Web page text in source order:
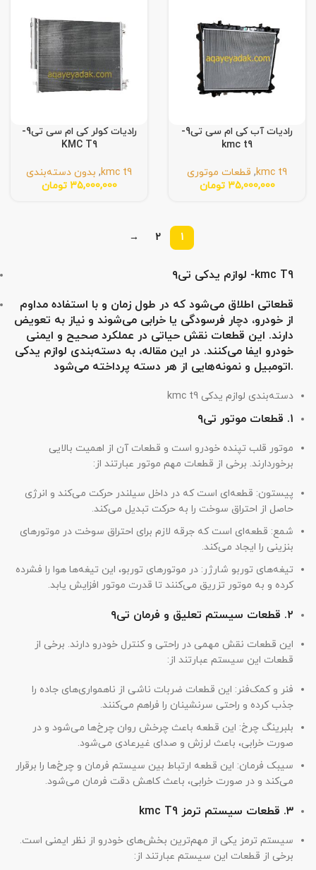
رادیات آب کی ام سی تی9-
kmc t9
kmc t9
, قطعات موتوری
35,000,000 تومان
رادیات کولر کی ام سی تی9-
KMC T9
kmc t9
, بدون دسته‌بندی
35,000,000 تومان
1
2
→
لوازم یدکی تی۹ -kmc T9
قطعاتی اطلاق می‌شود که در طول زمان و با استفاده مداوم
از خودرو، دچار فرسودگی یا خرابی می‌شوند و نیاز به تعویض
دارند. این قطعات نقش حیاتی در عملکرد صحیح و ایمنی
خودرو ایفا می‌کنند. در این مقاله، به دسته‌بندی لوازم یدکی
اتومبیل و نمونه‌هایی از هر دسته پرداخته می‌شود.
دسته‌بندی لوازم یدکی kmc t9
۱. قطعات موتور تی۹
موتور قلب تپنده خودرو است و قطعات آن از اهمیت بالایی
برخوردارند. برخی از قطعات مهم موتور عبارتند از:
پیستون: قطعه‌ای است که در داخل سیلندر حرکت می‌کند و انرژی
حاصل از احتراق سوخت را به حرکت تبدیل می‌کند.
شمع: قطعه‌ای است که جرقه لازم برای احتراق سوخت در موتورهای
بنزینی را ایجاد می‌کند.
تیغه‌های توربو شارژر: در موتورهای توربو، این تیغه‌ها هوا را فشرده
کرده و به موتور تزریق می‌کنند تا قدرت موتور افزایش یابد.
۲. قطعات سیستم تعلیق و فرمان تی۹
این قطعات نقش مهمی در راحتی و کنترل خودرو دارند. برخی از
قطعات این سیستم عبارتند از:
فنر و کمک‌فنر: این قطعات ضربات ناشی از ناهمواری‌های جاده را
جذب کرده و راحتی سرنشینان را فراهم می‌کنند.
بلبرینگ چرخ: این قطعه باعث چرخش روان چرخ‌ها می‌شود و در
صورت خرابی، باعث لرزش و صدای غیرعادی می‌شود.
سیبک فرمان: این قطعه ارتباط بین سیستم فرمان و چرخ‌ها را برقرار
می‌کند و در صورت خرابی، باعث کاهش دقت فرمان می‌شود.
۳. قطعات سیستم ترمز kmc T9
سیستم ترمز یکی از مهم‌ترین بخش‌های خودرو از نظر ایمنی است.
برخی از قطعات این سیستم عبارتند از: